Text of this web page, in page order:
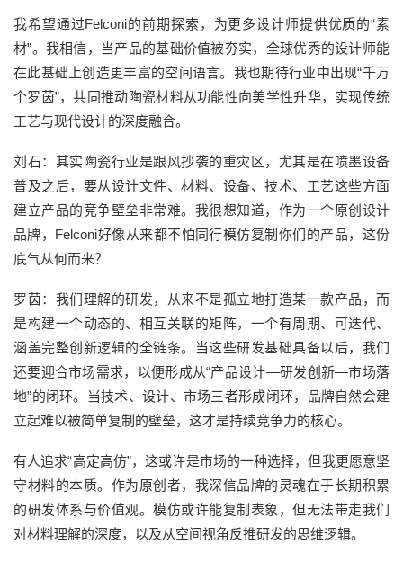
我希望通过Felconi的前期探索，为更多设计师提供优质的“素
材”。我相信，当产品的基础价值被夯实，全球优秀的设计师能
在此基础上创造更丰富的空间语言。我也期待行业中出现“千万
个罗茵”，共同推动陶瓷材料从功能性向美学性升华，实现传统
工艺与现代设计的深度融合。
刘石：其实陶瓷行业是跟风抄袭的重灾区，尤其是在喷墨设备
普及之后，要从设计文件、材料、设备、技术、工艺这些方面
建立产品的竞争壁垒非常难。我很想知道，作为一个原创设计
品牌，Felconi好像从来都不怕同行模仿复制你们的产品，这份
底气从何而来？
罗茵：我们理解的研发，从来不是孤立地打造某一款产品，而
是构建一个动态的、相互关联的矩阵，一个有周期、可迭代、
涵盖完整创新逻辑的全链条。当这些研发基础具备以后，我们
还要迎合市场需求，以便形成从“产品设计—研发创新—市场落
地”的闭环。当技术、设计、市场三者形成闭环，品牌自然会建
立起难以被简单复制的壁垒，这才是持续竞争力的核心。
有人追求“高定高仿”，这或许是市场的一种选择，但我更愿意坚
守材料的本质。作为原创者，我深信品牌的灵魂在于长期积累
的研发体系与价值观。模仿或许能复制表象，但无法带走我们
对材料理解的深度，以及从空间视角反推研发的思维逻辑。